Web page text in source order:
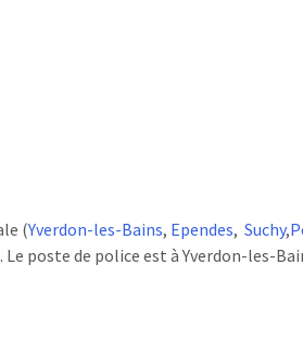
(Yverdon-les-Bains, Ependes, Suchy,
Le poste de police est à Yverdon-les-